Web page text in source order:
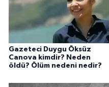
Gazeteci Duygu Öksüz
Canova kimdir? Neden
öldü? Ölüm nedeni nedir?